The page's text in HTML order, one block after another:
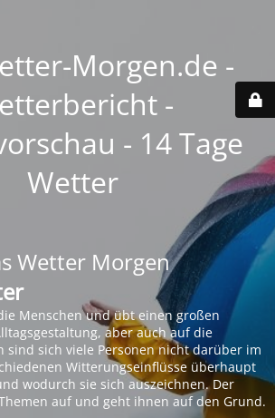
Morgen.de -
-
- 14 Tage
Wetter
Wetter Morgen
Menschen und übt einen großen
aber auch auf die
sind sich viele Personen nicht darüber im
Witterungseinflüsse überhaupt
wodurch sie sich auszeichnen. Der
auf und geht ihnen auf den Grund.